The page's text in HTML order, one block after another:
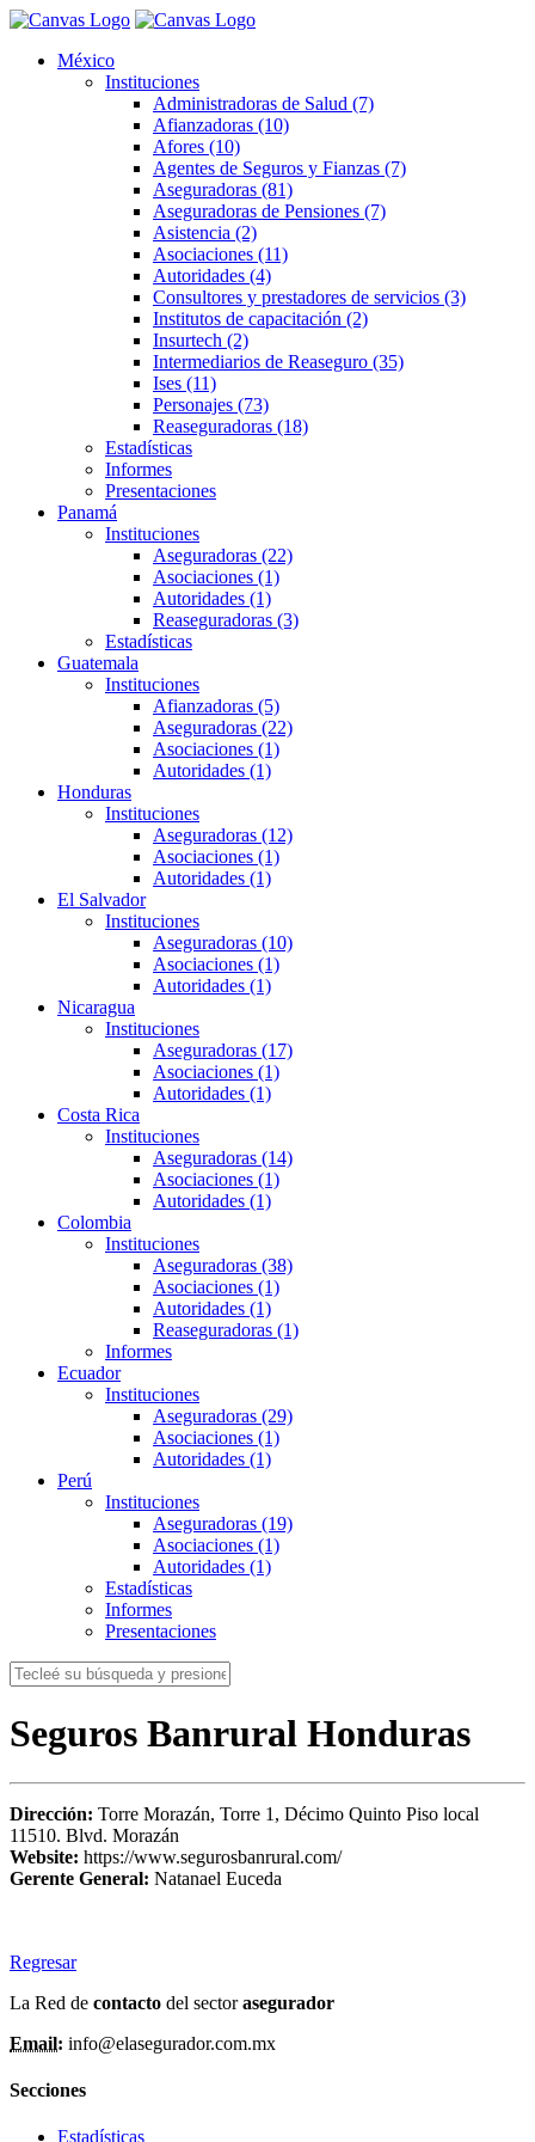
México
Instituciones
Administradoras de Salud (7)
Afianzadoras (10)
Afores (10)
Agentes de Seguros y Fianzas (7)
Aseguradoras (81)
Aseguradoras de Pensiones (7)
Asistencia (2)
Asociaciones (11)
Autoridades (4)
Consultores y prestadores de servicios (3)
Institutos de capacitación (2)
Insurtech (2)
Intermediarios de Reaseguro (35)
Ises (11)
Personajes (73)
Reaseguradoras (18)
Estadísticas
Informes
Presentaciones
Panamá
Instituciones
Aseguradoras (22)
Asociaciones (1)
Autoridades (1)
Reaseguradoras (3)
Estadísticas
Guatemala
Instituciones
Afianzadoras (5)
Aseguradoras (22)
Asociaciones (1)
Autoridades (1)
Honduras
Instituciones
Aseguradoras (12)
Asociaciones (1)
Autoridades (1)
El Salvador
Instituciones
Aseguradoras (10)
Asociaciones (1)
Autoridades (1)
Nicaragua
Instituciones
Aseguradoras (17)
Asociaciones (1)
Autoridades (1)
Costa Rica
Instituciones
Aseguradoras (14)
Asociaciones (1)
Autoridades (1)
Colombia
Instituciones
Aseguradoras (38)
Asociaciones (1)
Autoridades (1)
Reaseguradoras (1)
Informes
Ecuador
Instituciones
Aseguradoras (29)
Asociaciones (1)
Autoridades (1)
Perú
Instituciones
Aseguradoras (19)
Asociaciones (1)
Autoridades (1)
Estadísticas
Informes
Presentaciones
Seguros Banrural Honduras
Dirección: Torre Morazán, Torre 1, Décimo Quinto Piso local
11510. Blvd. Morazán
Website: https://www.segurosbanrural.com/
Gerente General: Natanael Euceda
Regresar
La Red de contacto del sectorasegurador
Email: info@elasegurador.com.mx
Secciones
Estadísticas